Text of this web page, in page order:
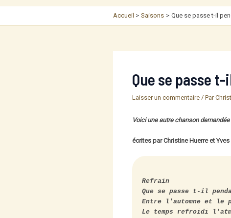
Accueil Saisons Que se passe t-il
Que se passe
Laisser un commentaire / Par
Voici une autre chanson
écrites par Christine Huerre et Yves
Refrain
Que se passe t-il
Entre l'automne et le
Le temps refroidi